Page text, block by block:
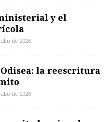
y el
de 2026
la reescritura
de 2026